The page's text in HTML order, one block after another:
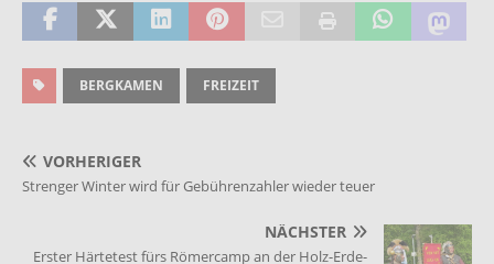
BERGKAMEN FREIZEIT
VORHERIGER
Strenger Winter wird für Gebührenzahler wieder teuer
NÄCHSTER
Erster Härtetest fürs Römercamp an der Holz-Erde-